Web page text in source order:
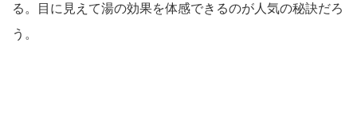
る。目に見えて湯の効果を体感できるのが人気の秘訣だろ
う。